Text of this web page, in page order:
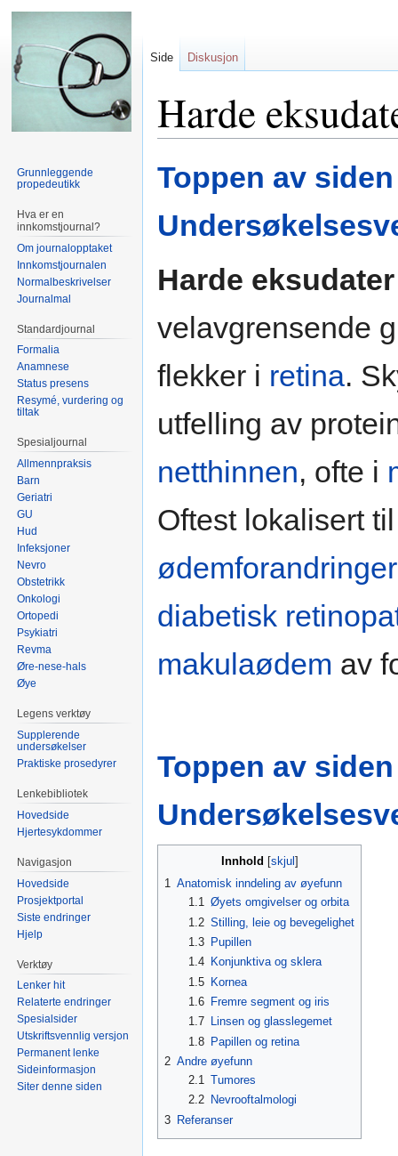
Harde
Toppen av siden
Harde eksudater
velavgrensende
flekker i retina.
utfelling av
netthinnen, ofte i
Oftest lokalisert
ødemforandringer
diabetisk
makulaødem av
Toppen av siden
Innhold
1 Anatomisk inndeling av øyefunn
1.1 Øyets omgivelser og orbita
1.2 Stilling, leie og bevegelighet
1.3
Pupillen
1.4
Konjunktiva og sklera
1.5
Kornea
1.6
Fremre segment og iris
1.7
Linsen og glasslegemet
1.8 Papillen og retina
2 Andre øyefunn
2.1 Tumores
2.2
Nevrooftalmologi
3 Referanser
Side Diskusjon
Grunnleggende
propedeutikk
Hva er en
innkomstjournal?
Om journalopptaket
Innkomstjournalen
Normalbeskrivelser
Journalmal
Standardjournal
Formalia
Anamnese
Status presens
Resymé, vurdering og
tiltak
Spesialjournal
Allmennpraksis
Barn
Geriatri
GU
Hud
Infeksjoner
Nevro
Obstetrikk
Onkologi
Ortopedi
Psykiatri
Revma
Øre-nese-hals
Øye
Legens verktøy
Supplerende
undersøkelser
Praktiske prosedyrer
Lenkebibliotek
Hovedside
Hjertesykdommer
Navigasjon
Hovedside
Prosjektportal
Siste endringer
Hjelp
Verktøy
Lenker hit
Relaterte endringer
Spesialsider
Utskriftsvennlig versjon
Permanent lenke
Sideinformasjon
Siter denne siden